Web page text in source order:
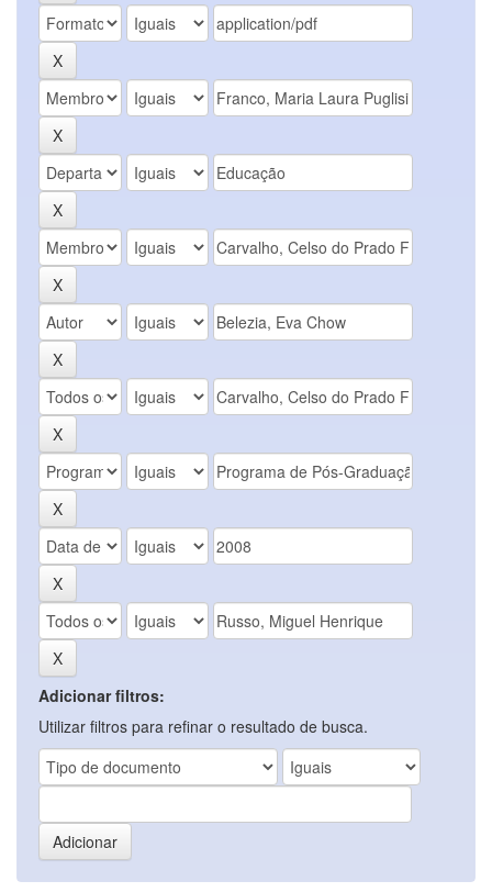
Adicionar filtros:
Utilizar filtros para refinar o resultado de busca.